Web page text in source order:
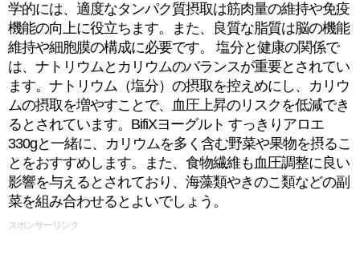
学的には、適度なタンパク質摂取は筋肉量の維持や免疫
機能の向上に役立ちます。また、良質な脂質は脳の機能
維持や細胞膜の構成に必要です。 塩分と健康の関係で
は、ナトリウムとカリウムのバランスが重要とされてい
ます。ナトリウム（塩分）の摂取を控えめにし、カリウ
ムの摂取を増やすことで、血圧上昇のリスクを低減でき
るとされています。BifiXヨーグルト すっきりアロエ
330gと一緒に、カリウムを多く含む野菜や果物を摂るこ
とをおすすめします。また、食物繊維も血圧調整に良い
影響を与えるとされており、海藻類やきのこ類などの副
菜を組み合わせるとよいでしょう。
スポンサーリンク